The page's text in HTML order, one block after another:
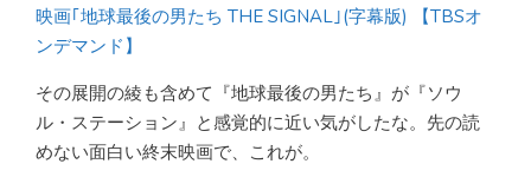
映画｢地球最後の男たち THE SIGNAL｣(字幕版) 【TBSオ
ンデマンド】
その展開の綾も含めて『地球最後の男たち』が『ソウ
ル・ステーション』と感覚的に近い気がしたな。先の読
めない面白い終末映画で、これが。